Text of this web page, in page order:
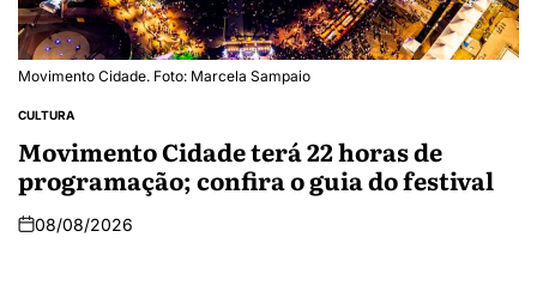
Movimento Cidade. Foto: Marcela Sampaio
CULTURA
Movimento Cidade terá 22 horas de
programação; confira o guia do festival
08/08/2026